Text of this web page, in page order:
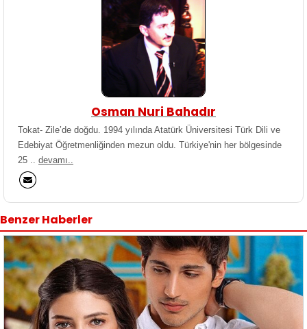
Osman Nuri Bahadır
Tokat- Zile’de doğdu. 1994 yılında Atatürk Üniversitesi Türk Dili ve
Edebiyat Öğretmenliğinden mezun oldu. Türkiye'nin her bölgesinde
25 .. devamı..
Benzer Haberler